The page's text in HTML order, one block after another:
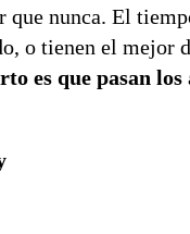
que nunca. El
o tienen el mejor
es que pasan los